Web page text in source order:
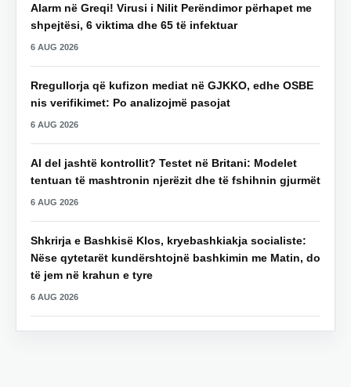
Alarm në Greqi! Virusi i Nilit Perëndimor përhapet me
shpejtësi, 6 viktima dhe 65 të infektuar
6 AUG 2026
Rregullorja që kufizon mediat në GJKKO, edhe OSBE
nis verifikimet: Po analizojmë pasojat
6 AUG 2026
AI del jashtë kontrollit? Testet në Britani: Modelet
tentuan të mashtronin njerëzit dhe të fshihnin gjurmët
6 AUG 2026
Shkrirja e Bashkisë Klos, kryebashkiakja socialiste:
Nëse qytetarët kundërshtojnë bashkimin me Matin, do
të jem në krahun e tyre
6 AUG 2026